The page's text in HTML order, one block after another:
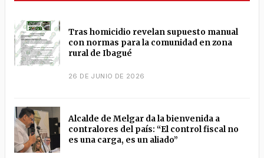
Tras homicidio revelan supuesto manual
con normas para la comunidad en zona
rural de Ibagué
26 DE JUNIO DE 2026
Alcalde de Melgar da la bienvenida a
contralores del país: “El control fiscal no
es una carga, es un aliado”